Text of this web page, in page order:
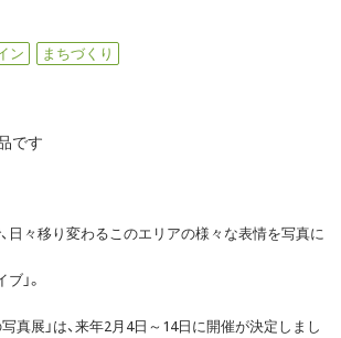
ン まちづくり
です
日々移り変わるこのエリアの様々な表情を写真に
」。
真展」は、来年2月4日～14日に開催が決定しまし